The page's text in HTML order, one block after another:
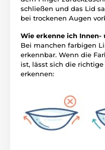
schließen und das Lid
bei trockenen Augen
Wie erkenne ich Innen-
Bei manchen farbigen
erkennbar. Wenn die
ist, lässt sich die
erkennen: